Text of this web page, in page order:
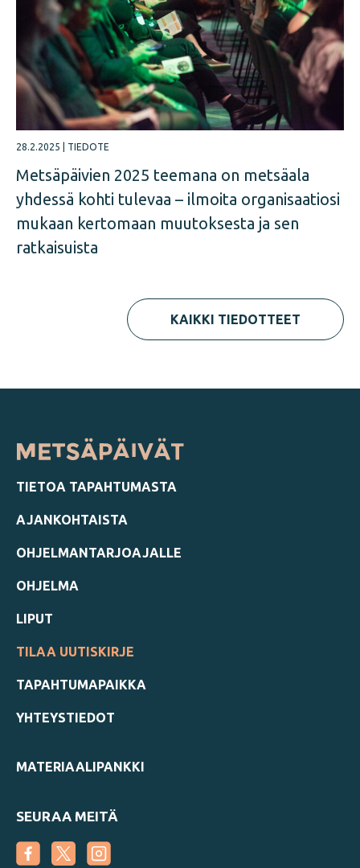
28.2.2025 TIEDOTE
Metsäpäivien 2025 teemana on metsäala
yhdessä kohti tulevaa – ilmoita organisaatiosi
mukaan kertomaan muutoksesta ja sen
ratkaisuista
KAIKKI TIEDOTTEET
TIETOA TAPAHTUMASTA
AJANKOHTAISTA
OHJELMANTARJOAJALLE
OHJELMA
LIPUT
TILAA UUTISKIRJE
TAPAHTUMAPAIKKA
YHTEYSTIEDOT
MATERIAALIPANKKI
SEURAA MEITÄ